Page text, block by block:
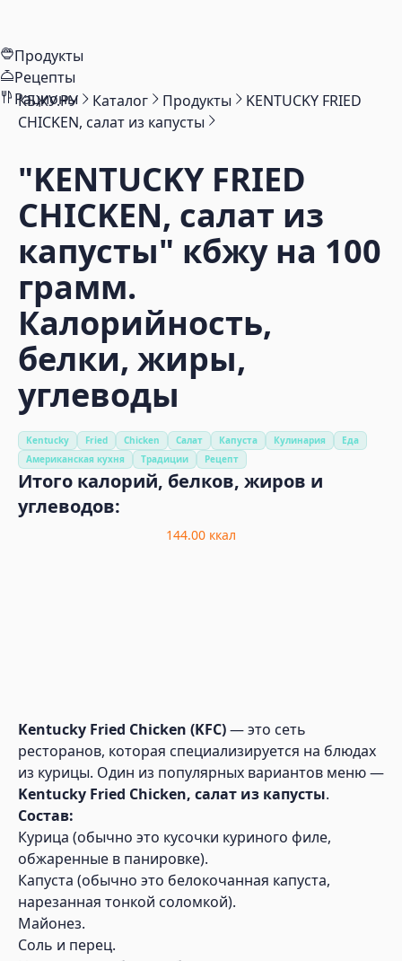
Продукты
Рецепты
Рационы
КБЖУ.РУ Каталог Продукты
KENTUCKY FRIED
CHICKEN, салат из капусты
"KENTUCKY FRIED
CHICKEN, салат из
капусты" кбжу на 100
грамм.
Калорийность,
белки, жиры,
углеводы
Kentucky Fried Chicken Салат Капуста Кулинария
Еда
Американская кухня
Традиции Рецепт
Итого калорий, белков, жиров и
углеводов:
144.00 ккал
Kentucky Fried Chicken (KFC)— это сеть
ресторанов, которая специализируется на блюдах
из курицы. Один из популярных вариантов меню —
Kentucky Fried Chicken, салат из капусты.
Состав:
Курица (обычно это кусочки куриного филе,
обжаренные в панировке).
Капуста (обычно это белокочанная капуста,
нарезанная тонкой соломкой).
Майонез.
Соль и перец.